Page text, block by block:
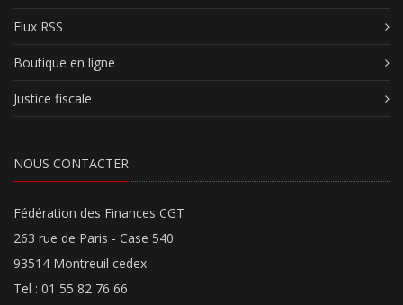
Flux RSS
Boutique en ligne
Justice fiscale
NOUS CONTACTER
Fédération des Finances CGT
263 rue de Paris - Case 540
93514 Montreuil cedex
Tel : 01 55 82 76 66